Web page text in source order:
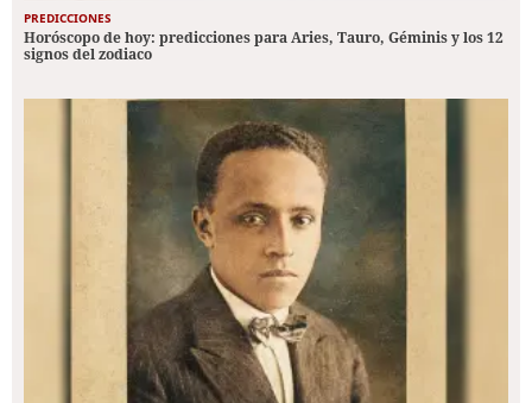
PREDICCIONES
Horóscopo de hoy: predicciones para Aries, Tauro, Géminis y los 12
signos del zodiaco